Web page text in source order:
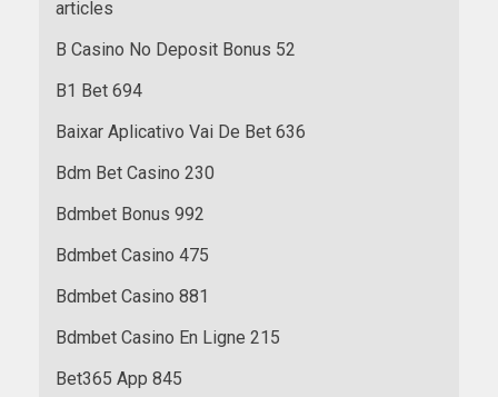
articles
B Casino No Deposit Bonus 52
B1 Bet 694
Baixar Aplicativo Vai De Bet 636
Bdm Bet Casino 230
Bdmbet Bonus 992
Bdmbet Casino 475
Bdmbet Casino 881
Bdmbet Casino En Ligne 215
Bet365 App 845